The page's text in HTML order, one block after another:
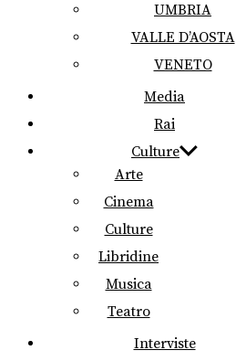
UMBRIA
VALLE D’AOSTA
VENETO
Media
Rai
Culture
Arte
Cinema
Culture
Libridine
Musica
Teatro
Interviste